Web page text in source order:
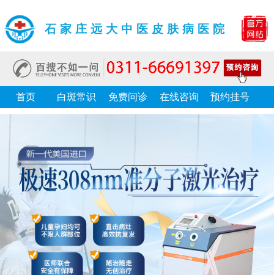
石家庄远大中医皮肤病医院
首页 白斑常识 免费问诊 在线咨询 预约挂号